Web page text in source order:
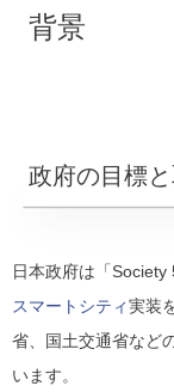
背景
政府の目標
日本政府は「
スマートシティ実装
省、国土交通省など
います。